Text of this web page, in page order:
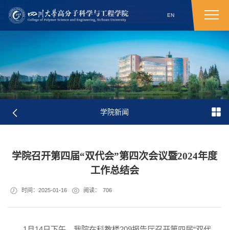
EN
学院新闻
学院召开第四届“双代会”第四次会议暨2024年度
工作总结会
时间：2025-01-16 阅读： 706